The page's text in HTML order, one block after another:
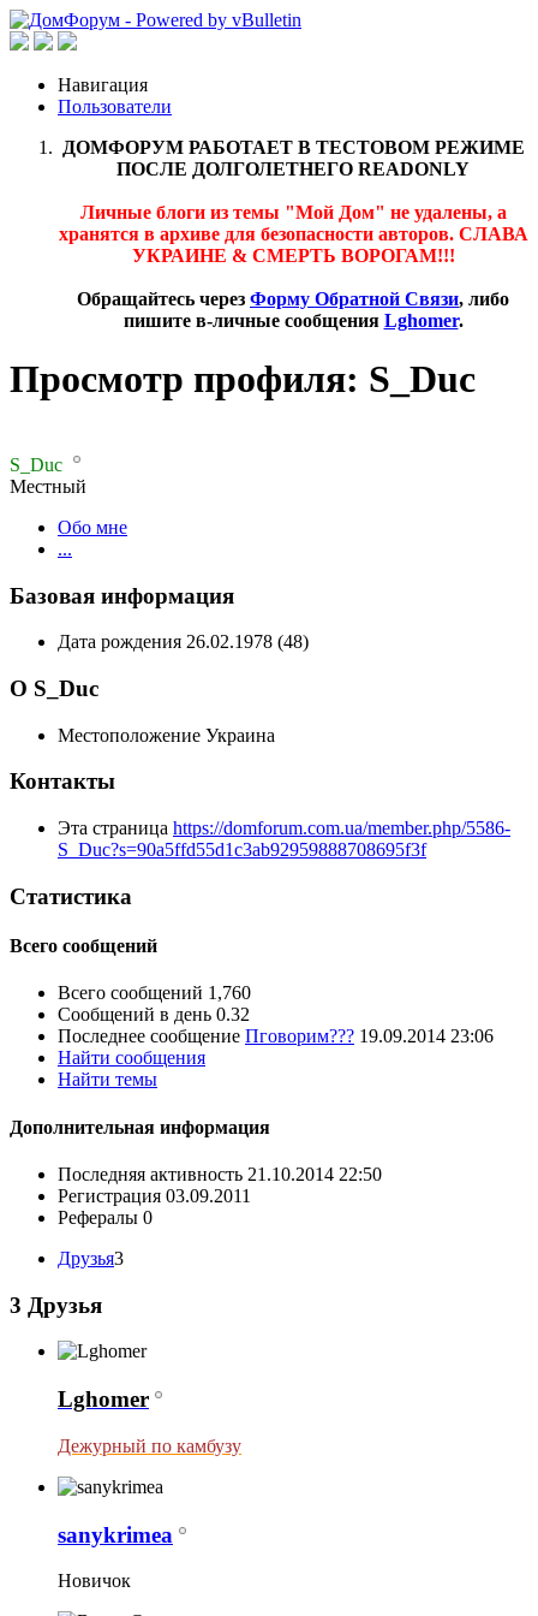
Навигация
Пользователи
ДОМФОРУМ РАБОТАЕТ В ТЕСТОВОМ РЕЖИМЕ
ПОСЛЕ ДОЛГОЛЕТНЕГО READONLY
Личные блоги из темы "Мой Дом" не удалены, а
хранятся в архиве для безопасности авторов. СЛАВА
УКРАИНЕ & СМЕРТЬ ВОРОГАМ!!!
Обращайтесь через Форму Обратной Связи, либо
пишите в-личные сообщения Lghomer.
Просмотр профиля: S_Duc
S_Duc
Местный
Обо мне
...
Базовая информация
Дата рождения 26.02.1978 (48)
О S_Duc
Местоположение Украина
Контакты
Эта страница https://domforum.com.ua/member.php/5586-
S_Duc?s=90a5ffd55d1c3ab92959888708695f3f
Статистика
Всего сообщений
Всего сообщений 1,760
Сообщений в день 0.32
Последнее сообщение Пговорим??? 19.09.2014 23:06
Найти сообщения
Найти темы
Дополнительная информация
Последняя активность 21.10.2014 22:50
Регистрация 03.09.2011
Рефералы 0
Друзья3
3 Друзья
Lghomer
Дежурный по камбузу
sanykrimea
Новичок